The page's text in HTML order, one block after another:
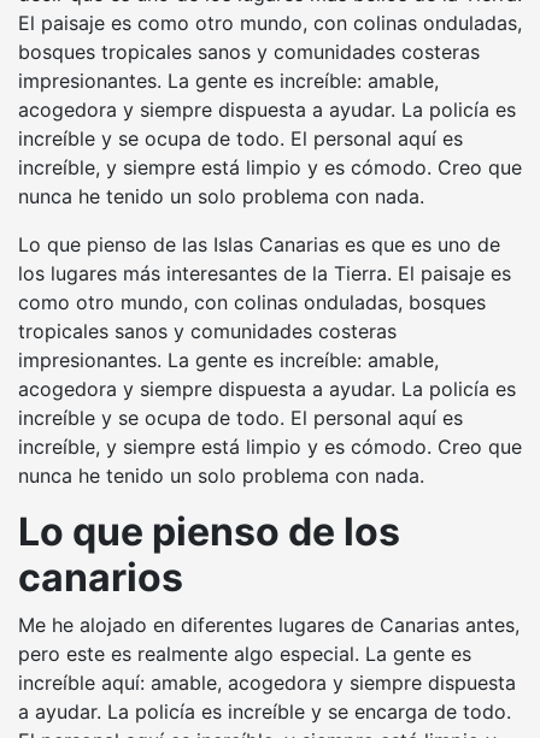
El paisaje es como otro mundo, con colinas onduladas,
bosques tropicales sanos y comunidades costeras
impresionantes. La gente es increíble: amable,
acogedora y siempre dispuesta a ayudar. La policía es
increíble y se ocupa de todo. El personal aquí es
increíble, y siempre está limpio y es cómodo. Creo que
nunca he tenido un solo problema con nada.
Lo que pienso de las Islas Canarias es que es uno de
los lugares más interesantes de la Tierra. El paisaje es
como otro mundo, con colinas onduladas, bosques
tropicales sanos y comunidades costeras
impresionantes. La gente es increíble: amable,
acogedora y siempre dispuesta a ayudar. La policía es
increíble y se ocupa de todo. El personal aquí es
increíble, y siempre está limpio y es cómodo. Creo que
nunca he tenido un solo problema con nada.
Lo que pienso de los
canarios
Me he alojado en diferentes lugares de Canarias antes,
pero este es realmente algo especial. La gente es
increíble aquí: amable, acogedora y siempre dispuesta
a ayudar. La policía es increíble y se encarga de todo.